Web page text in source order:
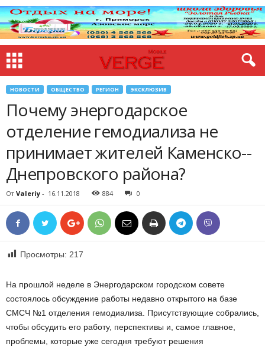
НОВОСТИ ОБЩЕСТВО РЕГИОН ЭКСКЛЮЗИВ
Почему энергодарское
отделение гемодиализа не
принимает жителей Каменско-­
Днепровского района?
От Valeriy - 16.11.2018 884 0
Просмотры: 217
На прошлой неделе в Энергодарском городском совете
состоялось обсуждение работы недавно открытого на базе
СМСЧ №1 отделения гемодиализа. Присутствующие собрались,
чтобы обсудить его работу, перспективы и, самое главное,
проблемы, которые уже сегодня требуют решения